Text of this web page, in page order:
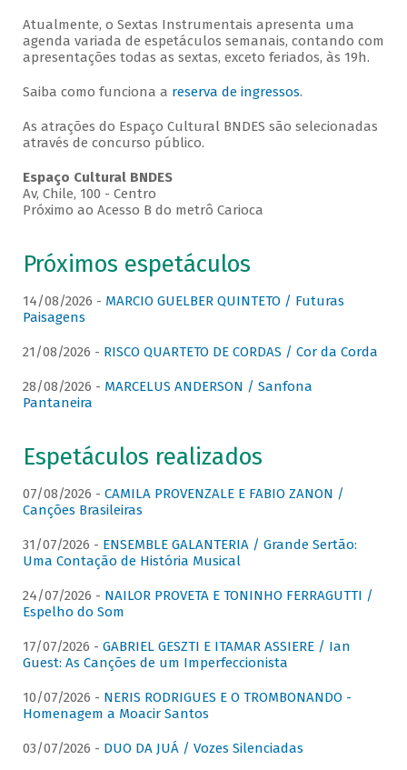
Atualmente, o Sextas Instrumentais apresenta uma
agenda variada de espetáculos semanais, contando com
apresentações todas as sextas, exceto feriados, às 19h.
Saiba como funciona a reserva de ingressos.
As atrações do Espaço Cultural BNDES são selecionadas
através de concurso público.
Espaço Cultural BNDES
Av, Chile, 100 - Centro
Próximo ao Acesso B do metrô Carioca
Próximos espetáculos
14/08/2026 - MARCIO GUELBER QUINTETO / Futuras
Paisagens
21/08/2026 - RISCO QUARTETO DE CORDAS / Cor da Corda
28/08/2026 - MARCELUS ANDERSON / Sanfona
Pantaneira
Espetáculos realizados
07/08/2026 - CAMILA PROVENZALE E FABIO ZANON /
Canções Brasileiras
31/07/2026 - ENSEMBLE GALANTERIA / Grande Sertão:
Uma Contação de História Musical
24/07/2026 - NAILOR PROVETA E TONINHO FERRAGUTTI /
Espelho do Som
17/07/2026 - GABRIEL GESZTI E ITAMAR ASSIERE / Ian
Guest: As Canções de um Imperfeccionista
10/07/2026 - NERIS RODRIGUES E O TROMBONANDO -
Homenagem a Moacir Santos
03/07/2026 - DUO DA JUÁ / Vozes Silenciadas